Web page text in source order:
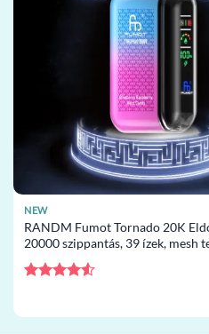
NEW
RANDM Fumot Tornado 20K
20000 szippantás, 39 ízek, mesh
eldobható vape nagykereskedelem